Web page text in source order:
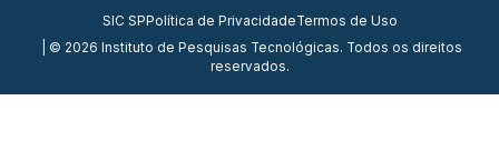
SIC SP Política de PrivacidadeTermos de Uso
| © 2026 Instituto de Pesquisas Tecnológicas. Todos os direitos
reservados.